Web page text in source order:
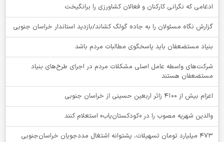
ادغامی که نگرانی کارکنان و فعالان کشاورزی را برانگیخت
گزارش نگاه مسئولان را به جاده گولگ کشاند/بازدید استاندار خراسان جنوبی
بنیاد مستضعفان باید پاسخگوی مطالبات مردم باشد
شرکت‌های واسطه عامل اصلی مشکلات مردم در اجرای طرح‌های بنیاد
مستضعفان هستند
اعزام بیش از 4100 زائر اربعین حسینی از خراسان جنوبی
والدین شهریه مصوب را در «کودکستان‌یاب» استعلام کنند
۴۷۳ میلیارد تومان تسهیلات، پشتوانه اشتغال مددجویان خراسان‌جنوبی